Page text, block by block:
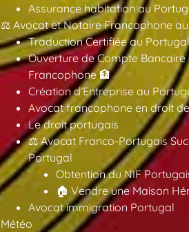
Assurance habitation au
⚖️ Avocat et Notaire Francophone
Traduction Certifiée au
Ouverture de Compte
Francophone 🏦
Création d’Entreprise au
Avocat francophone en droit
Le droit portugais
⚖️ Avocat Franco-Portugais
Portugal
Obtention du NIF
🏠 Vendre une Maison
Avocat immigration Portugal
Météo